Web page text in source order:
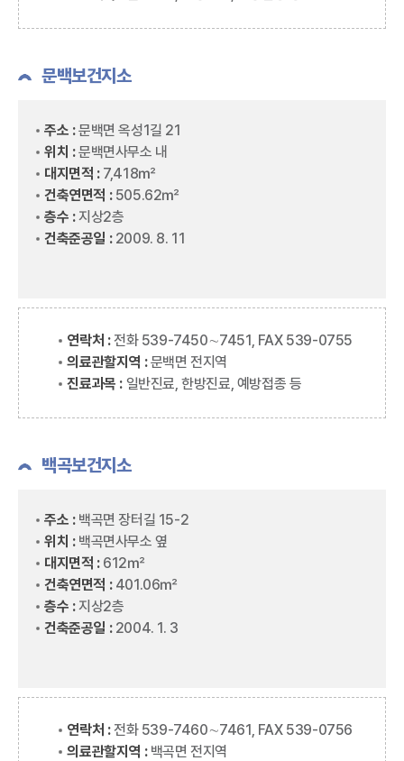
문백보건지소
주소 :문백면 옥성1길 21
위치 :문백면사무소 내
대지면적 : 7,418㎡
건축연면적 : 505.62㎡
층수 :지상2층
건축준공일 : 2009. 8. 11
연락처 :전화 539-7450∼7451, FAX 539-0755
의료관할지역 :문백면 전지역
진료과목 : 일반진료, 한방진료, 예방접종 등
백곡보건지소
주소 : 백곡면 장터길 15-2
위치 : 백곡면사무소 옆
대지면적 : 612㎡
건축연면적 : 401.06㎡
층수 :지상2층
건축준공일 : 2004. 1. 3
연락처 :전화 539-7460∼7461, FAX 539-0756
의료관할지역 : 백곡면 전지역